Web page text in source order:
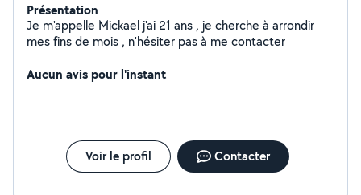
Présentation
Je m'appelle Mickael j'ai 21 ans , je cherche à arrondir
mes fins de mois , n'hésiter pas à me contacter
Aucun avis pour l'instant
Voir le profil Contacter